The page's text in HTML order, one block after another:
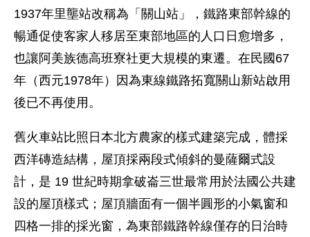
1937年里壟站改稱為「關山站」，鐵路東部幹線的
暢通促使客家人移居至東部地區的人口日愈增多，
也讓阿美族德高班寮社更大規模的東遷。在民國67
年（西元1978年）因為東線鐵路拓寬關山新站啟用
後已不再使用。
舊火車站比照日本北方農家的樣式建築完成，體採
西洋磚造結構，屋頂採兩段式傾斜的曼薩爾式設
計，是 19 世紀時期拿破崙三世最常用於法國公共建
設的屋頂樣式；屋頂牆面有一個半圓形的小氣窗和
四格一排的採光窗，為東部鐵路幹線僅存的日治時